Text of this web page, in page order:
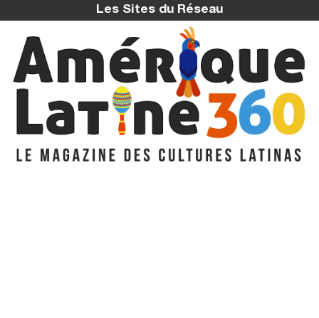
Les Sites du Réseau